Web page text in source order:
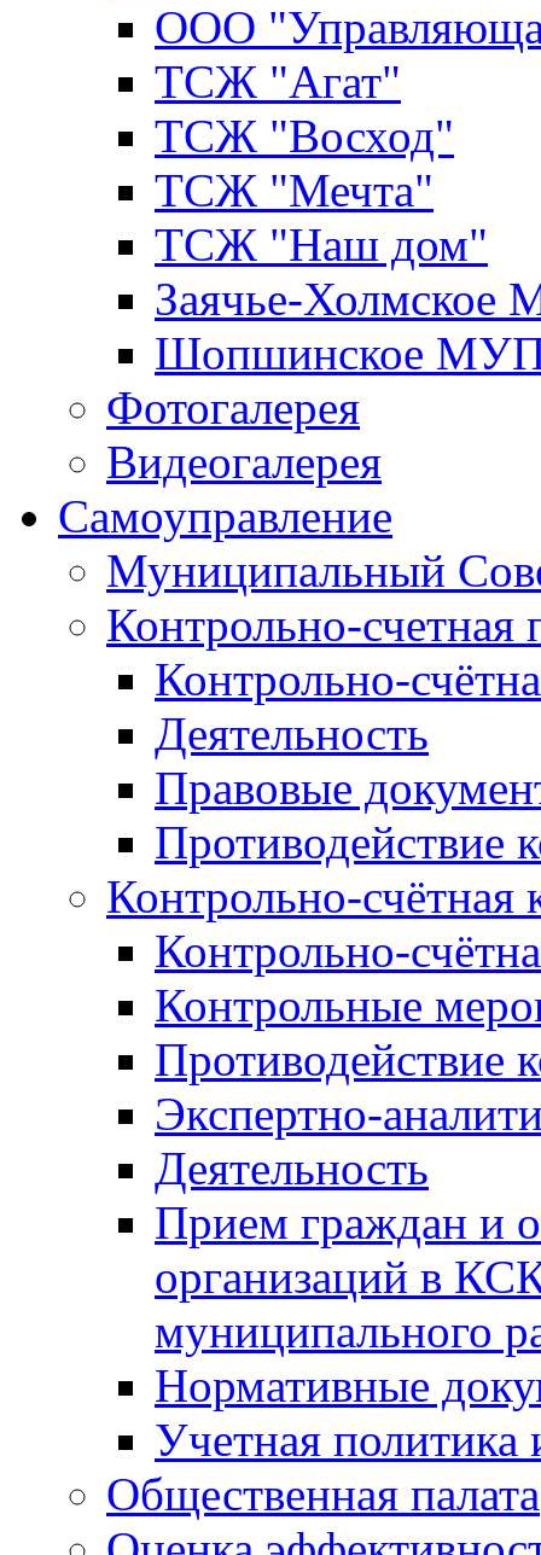
ООО
ТСЖ "Агат"
ТСЖ "Восход"
ТСЖ "Мечта"
ТСЖ "Наш дом"
Заячье-
Шопшинское
Фотогалерея
Видеогалерея
Самоуправление
Муниципальный
Контрольно-счетная
Контрольно-
Деятельность
Правовые
Противодействие
Контрольно-счётная
Контрольно-
Контрольные
Противодействие
Экспертно-
Деятельность
Прием граждан и
организаций в
муниципального
Нормативные
Учетная политика
Общественная палата